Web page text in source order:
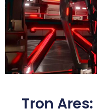
Tron